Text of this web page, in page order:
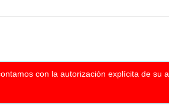
con la autorización explícita de su